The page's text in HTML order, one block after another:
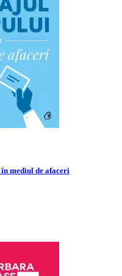
mediul de afaceri